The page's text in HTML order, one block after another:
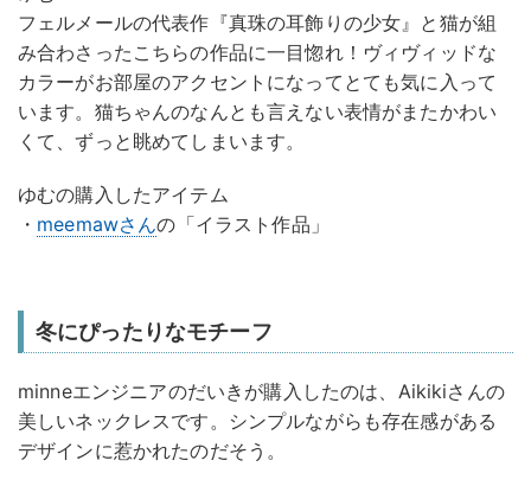
フェルメールの代表作『真珠の耳飾りの少女』と猫が組
み合わさったこちらの作品に一目惚れ！ヴィヴィッドな
カラーがお部屋のアクセントになってとても気に入って
います。猫ちゃんのなんとも言えない表情がまたかわい
くて、ずっと眺めてしまいます。
ゆむの購入したアイテム
・ meemawさんの「イラスト作品」
冬にぴったりなモチーフ
minneエンジニアのだいきが購入したのは、Aikikiさんの
美しいネックレスです。シンプルながらも存在感がある
デザインに惹かれたのだそう。